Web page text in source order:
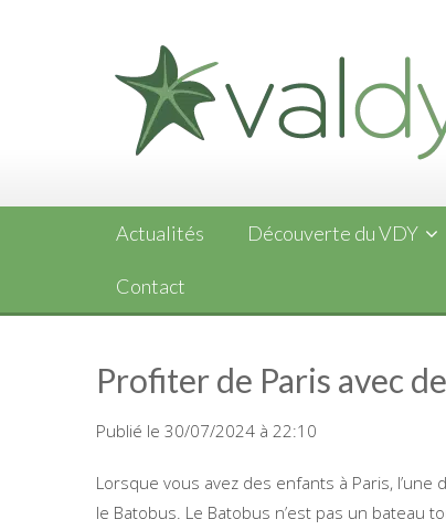
Actualités Découverte du VDY
Contact
Profiter de Paris avec
Publié le 30/07/2024 à 22:10
Lorsque vous avez des enfants à Paris,
le Batobus. Le Batobus n’est pas un bateau